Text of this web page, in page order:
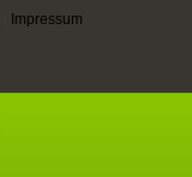
Impressum